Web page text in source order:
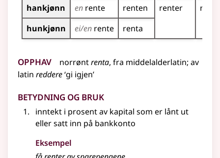
hankjønn
en rente renten renter
hunkjønn
ei/en rente renta
Opphav norrøntrenta, fra middelalderlatin; av
latin reddere‘gi igjen’
Betydning og bruk
inntekt i prosent av kapital som er lånt ut
eller satt inn på bankkonto
Eksempel